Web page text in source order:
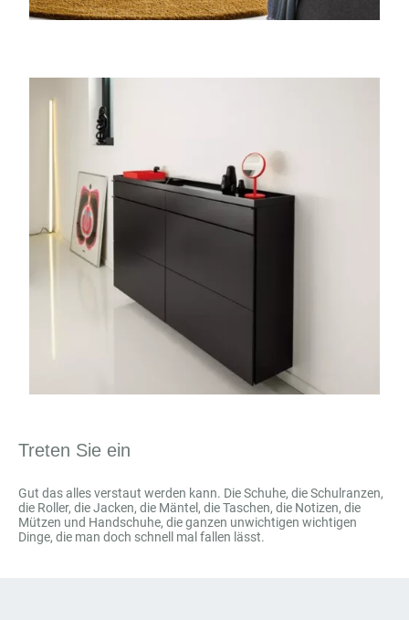
Treten Sie ein
Gut das alles verstaut werden kann. Die Schuhe, die Schulranzen,
die Roller, die Jacken, die Mäntel, die Taschen, die Notizen, die
Mützen und Handschuhe, die ganzen unwichtigen wichtigen
Dinge, die man doch schnell mal fallen lässt.